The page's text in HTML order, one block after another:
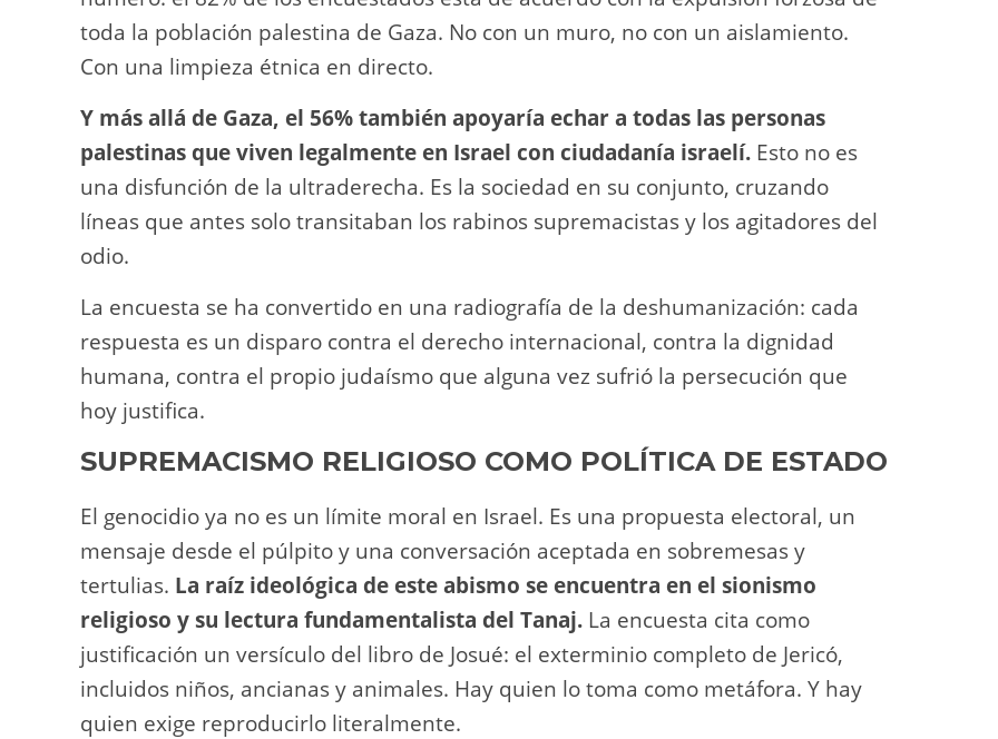
toda la población palestina de Gaza. No con un muro, no con un aislamiento.
Con una limpieza étnica en directo.
Y más allá de Gaza, el 56% también apoyaría echar a todas las personas
palestinas que viven legalmente en Israel con ciudadanía israelí. Esto no es
una disfunción de la ultraderecha. Es la sociedad en su conjunto, cruzando
líneas que antes solo transitaban los rabinos supremacistas y los agitadores del
odio.
La encuesta se ha convertido en una radiografía de la deshumanización: cada
respuesta es un disparo contra el derecho internacional, contra la dignidad
humana, contra el propio judaísmo que alguna vez sufrió la persecución que
hoy justifica.
SUPREMACISMO RELIGIOSO COMO POLÍTICA DE ESTADO
El genocidio ya no es un límite moral en Israel. Es una propuesta electoral, un
mensaje desde el púlpito y una conversación aceptada en sobremesas y
tertulias. La raíz ideológica de este abismo se encuentra en el sionismo
religioso y su lectura fundamentalista del Tanaj. La encuesta cita como
justificación un versículo del libro de Josué: el exterminio completo de Jericó,
incluidos niños, ancianas y animales. Hay quien lo toma como metáfora. Y hay
quien exige reproducirlo literalmente.